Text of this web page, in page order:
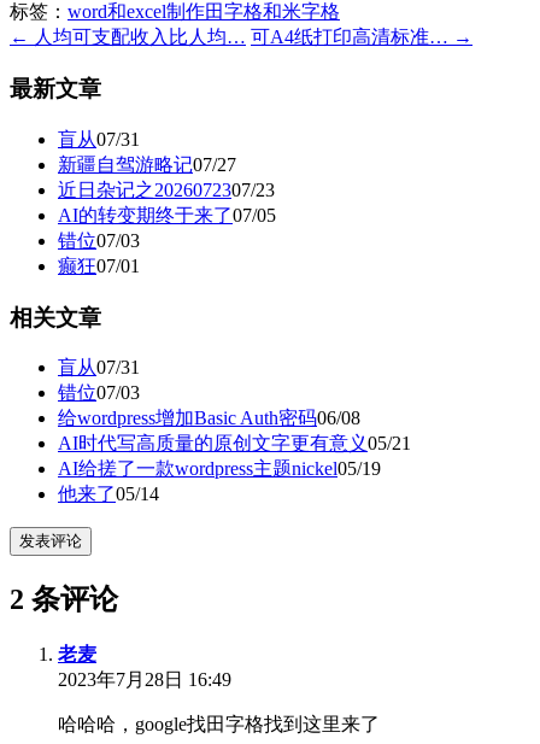
标签： word和excel制作田字格和米字格
← 人均可支配收入比人均… 可A4纸打印高清标准… →
最新文章
盲从07/31
新疆自驾游略记07/27
近日杂记之2026072307/23
AI的转变期终于来了07/05
错位07/03
癫狂07/01
相关文章
盲从07/31
错位07/03
给wordpress增加Basic Auth密码06/08
AI时代写高质量的原创文字更有意义05/21
AI给搓了一款wordpress主题nickel05/19
他来了05/14
发表评论
2 条评论
老麦
2023年7月28日 16:49
哈哈哈，google找田字格找到这里来了